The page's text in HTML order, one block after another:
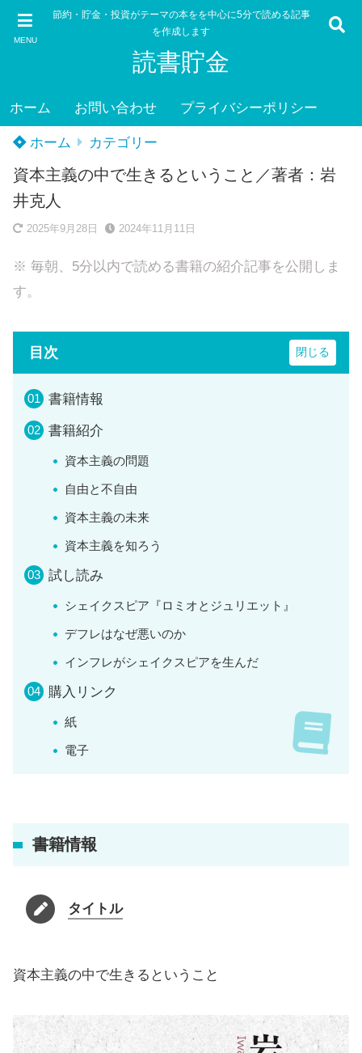
MENU
節約・貯金・投資がテーマの本をを中心に5分で読める記事
を作成します
読書貯金
ホーム お問い合わせ プライバシーポリシー
ホーム カテゴリー
資本主義の中で生きるということ／著者：岩
井克人
2025年9月28日 2024年11月11日
※ 毎朝、5分以内で読める書籍の紹介記事を公開しま
す。
目次
書籍情報
書籍紹介
資本主義の問題
自由と不自由
資本主義の未来
資本主義を知ろう
試し読み
シェイクスピア『ロミオとジュリエット』
デフレはなぜ悪いのか
インフレがシェイクスピアを生んだ
購入リンク
紙
電子
書籍情報
タイトル
資本主義の中で生きるということ